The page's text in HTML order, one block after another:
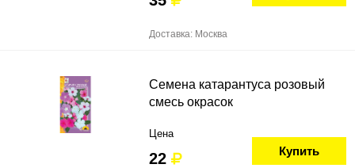
Доставка: Москва
Семена катарантуса розовый
смесь окрасок
Цена
22 Купить